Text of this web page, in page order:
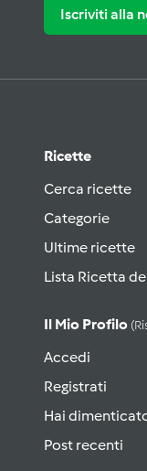
Iscriviti alla
Ricette
Cerca ricette
Categorie
Ultime ricette
Lista Ricetta
Il Mio Profilo
Accedi
Registrati
Hai
Post recenti